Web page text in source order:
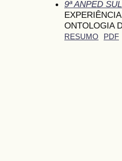
9ª ANPED SUL
ONTOLOGIA
RESUMO PDF